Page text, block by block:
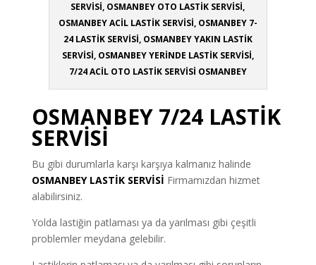
SERVİSİ, OSMANBEY OTO LASTİK SERVİSİ,
OSMANBEY ACİL LASTİK SERVİSİ, OSMANBEY 7-
24 LASTİK SERVİSİ, OSMANBEY YAKIN LASTİK
SERVİSİ, OSMANBEY YERİNDE LASTİK SERVİSİ,
7/24 ACİL OTO LASTİK SERVİSİ OSMANBEY
OSMANBEY 7/24 LASTİK
SERVİSİ
Bu gibi durumlarla karşı karşıya kalmanız halinde
OSMANBEY LASTİK SERVİSİ Firmamızdan hizmet
alabilirsiniz.
Yolda lastiğin patlaması ya da yarılması gibi çeşitli
problemler meydana gelebilir.